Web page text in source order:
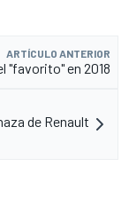
ARTÍCULO ANTERIOR
"favorito" en 2018
de Renault